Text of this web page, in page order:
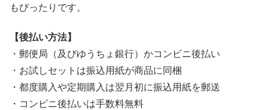
もぴったりです。
【後払い方法】
・郵便局（及びゆうちょ銀行）かコンビニ後払い
・お試しセットは振込用紙が商品に同梱
・都度購入や定期購入は翌月初に振込用紙を郵送
・コンビニ後払いは手数料無料